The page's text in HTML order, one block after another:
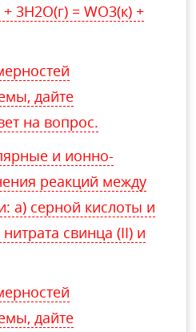
3H2O(г) = WO3(к) +
дайте
на вопрос.
и ионно-
реакций между
а) серной кислоты и
свинца (II) и
дайте